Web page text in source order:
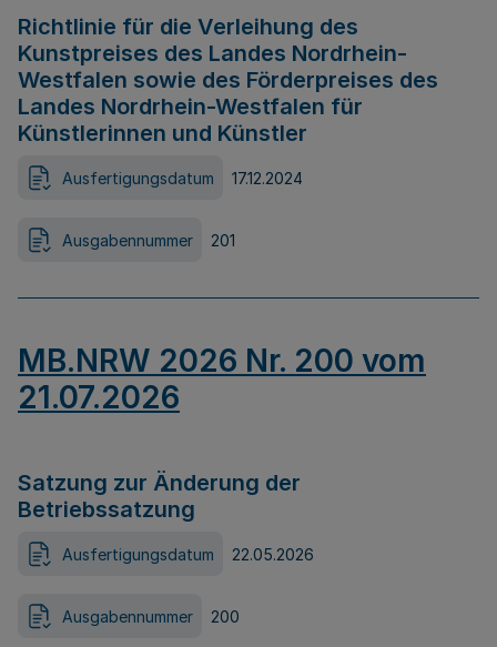
Richtlinie für die Verleihung des
Kunstpreises des Landes Nordrhein-
Westfalen sowie des Förderpreises des
Landes Nordrhein-Westfalen für
Künstlerinnen und Künstler
Ausfertigungsdatum 17.12.2024
Ausgabennummer 201
MB.NRW 2026 Nr. 200 vom
21.07.2026
Satzung zur Änderung der
Betriebssatzung
Ausfertigungsdatum 22.05.2026
Ausgabennummer 200